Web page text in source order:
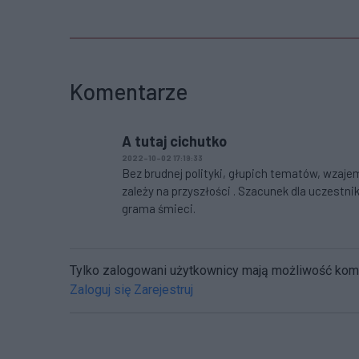
Komentarze
A tutaj cichutko
2022-10-02 17:19:33
Bez brudnej polityki, głupich tematów,
zależy na przyszłości . Szacunek dla
grama śmieci.
Tylko zalogowani użytkownicy mają możliwość
Zaloguj się Zarejestruj